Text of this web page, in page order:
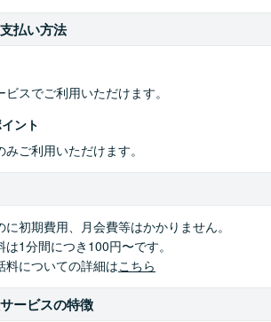
払い方法
スでご利用いただけます。
ント
ご利用いただけます。
初期費用、月会費等はかかりません。
1分間につき100円〜です。
料についての詳細はこちら
ービスの特徴